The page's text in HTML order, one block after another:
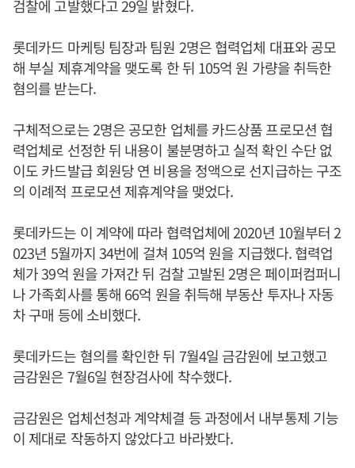
검찰에 고발했다고 29일 밝혔다.
롯데카드 마케팅 팀장과 팀원 2명은 협력업체 대표와 공모
해 부실 제휴계약을 맺도록 한 뒤 105억 원 가량을 취득한
혐의를 받는다.
구체적으로는 2명은 공모한 업체를 카드상품 프로모션 협
력업체로 선정한 뒤 내용이 불분명하고 실적 확인 수단 없
이도 카드발급 회원당 연 비용을 정액으로 선지급하는 구조
의 이례적 프로모션 제휴계약을 맺었다.
롯데카드는 이 계약에 따라 협력업체에 2020년 10월부터 2
023년 5월까지 34번에 걸쳐 105억 원을 지급했다. 협력업
체가 39억 원을 가져간 뒤 검찰 고발된 2명은 페이퍼컴퍼니
나 가족회사를 통해 66억 원을 취득해 부동산 투자나 자동
차 구매 등에 소비했다.
롯데카드는 혐의를 확인한 뒤 7월4일 금감원에 보고했고
금감원은 7월6일 현장검사에 착수했다.
금감원은 업체선청과 계약체결 등 과정에서 내부통제 기능
이 제대로 작동하지 않았다고 바라봤다.